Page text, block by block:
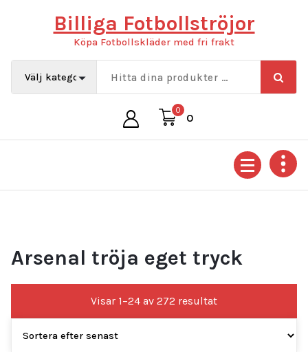
Billiga Fotbollströjor
Köpa Fotbollskläder med fri frakt
0
0
Arsenal tröja eget tryck
Visar 1–24 av 272 resultatSortera
efter